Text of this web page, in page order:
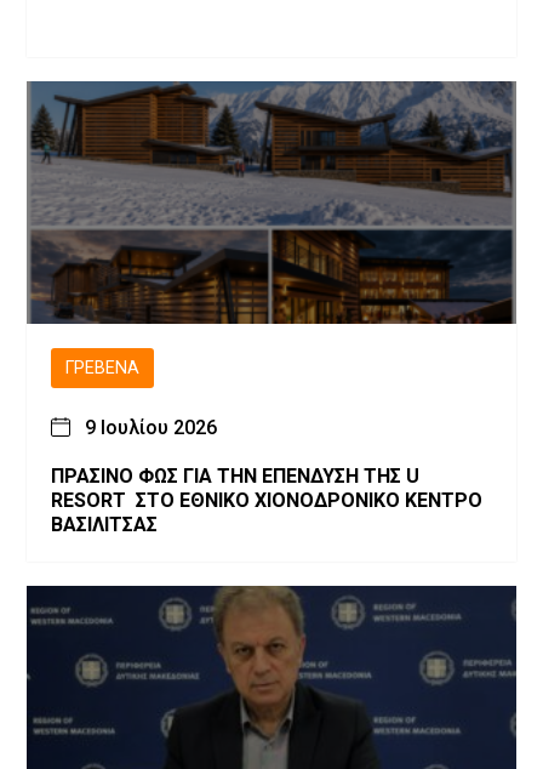
ΓΡΕΒΕΝΆ
9 Ιουλίου 2026
ΠΡΑΣΙΝΟ ΦΩΣ ΓΙΑ ΤΗΝ ΕΠΕΝΔΥΣΗ ΤΗΣ U
RESORT ΣΤΟ ΕΘΝΙΚΟ ΧΙΟΝΟΔΡΟΝΙΚΟ ΚΕΝΤΡΟ
ΒΑΣΙΛΙΤΣΑΣ